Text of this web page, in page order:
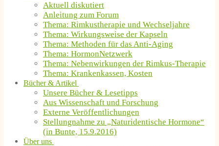
Aktuell diskutiert
Anleitung zum Forum
Thema: Rimkustherapie und Wechseljahre
Thema: Wirkungsweise der Kapseln
Thema: Methoden für das Anti-Aging
Thema: HormonNetzwerk
Thema: Nebenwirkungen der Rimkus-Therapie
Thema: Krankenkassen, Kosten
Bücher & Artikel
Unsere Bücher & Lesetipps
Aus Wissenschaft und Forschung
Externe Veröffentlichungen
Stellungnahme zu „Naturidentische Hormone“
(in Bunte, 15.9.2016)
Über uns